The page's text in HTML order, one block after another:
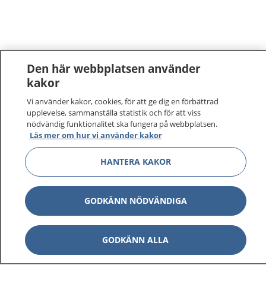
Den här webbplatsen använder
kakor
Vi använder kakor, cookies, för att ge dig en förbättrad
upplevelse, sammanställa statistik och för att viss
nödvändig funktionalitet ska fungera på webbplatsen.
Läs mer om hur vi använder kakor
HANTERA KAKOR
GODKÄNN NÖDVÄNDIGA
GODKÄNN ALLA